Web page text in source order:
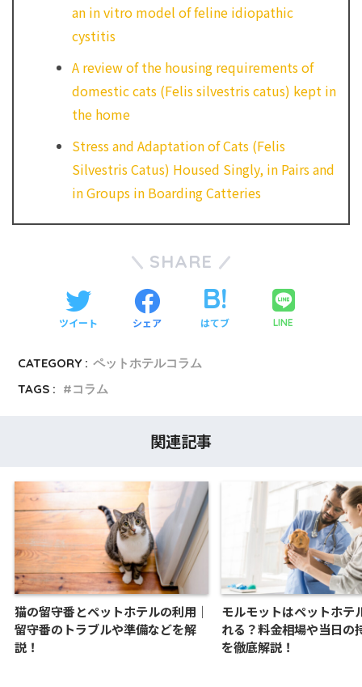
an in vitro model of feline idiopathic
cystitis
A review of the housing requirements of
domestic cats (Felis silvestris catus) kept in
the home
Stress and Adaptation of Cats (Felis
Silvestris Catus) Housed Singly, in Pairs and
in Groups in Boarding Catteries
SHARE
ツイート シェア はてブ LINE
CATEGORY : ペットホテルコラム
TAGS :
コラム
関連記事
猫の留守番とペットホテルの利用｜
留守番のトラブルや準備などを解
説！
モルモットはペットホテ
れる？料金相場や当日の
を徹底解説！